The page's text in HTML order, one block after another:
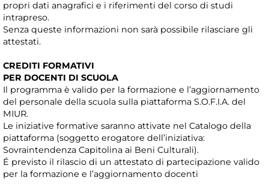
propri dati anagrafici e i riferimenti del corso di studi
intrapreso.
Senza queste informazioni non sarà possibile rilasciare gli
attestati.
CREDITI FORMATIVI
PER DOCENTI DI SCUOLA
Il programma è valido per la formazione e l’aggiornamento
del personale della scuola sulla piattaforma S.O.F.I.A. del
MIUR.
Le iniziative formative saranno attivate nel Catalogo della
piattaforma (soggetto erogatore dell’iniziativa:
Sovraintendenza Capitolina ai Beni Culturali).
É previsto il rilascio di un attestato di partecipazione valido
per la formazione e l’aggiornamento docenti